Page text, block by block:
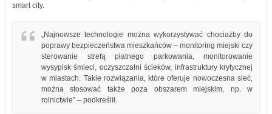
smart city.
„Najnowsze technologie można wykorzystywać chociażby do
poprawy bezpieczeństwa mieszkańców – monitoring miejski czy
sterowanie strefą płatnego parkowania, monitorowanie
wysypisk śmieci, oczyszczalni ścieków, infrastruktury krytycznej
w miastach. Takie rozwiązania, które oferuje nowoczesna sieć,
można stosować także poza obszarem miejskim, np. w
rolnictwie” – podkreślił.